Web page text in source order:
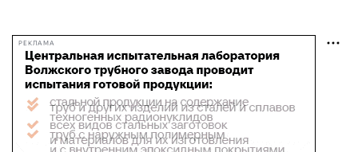
РЕКЛАМА